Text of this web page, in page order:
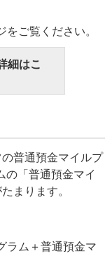
ご覧ください。
細はこ
普通預金マイルプ
の「普通預金マイ
まります。
ラム＋普通預金マ